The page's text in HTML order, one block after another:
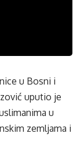
u Bosni i
uputio je
u
zemljama i